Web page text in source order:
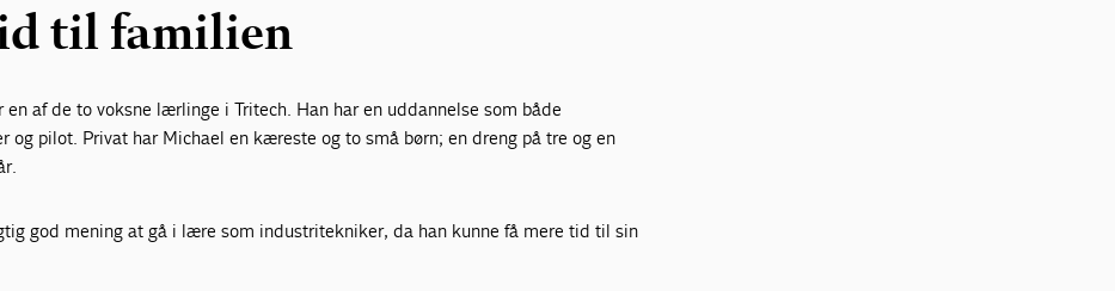
til familien
en af de to voksne lærlinge i Tritech. Han har en uddannelse som både
og pilot. Privat har Michael en kæreste og to små børn; en dreng på tre og en
god mening at gå i lære som industritekniker, da han kunne få mere tid til sin